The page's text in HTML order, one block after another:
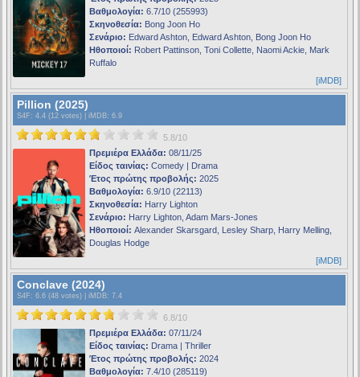
Βαθμολογία: 6.7/10 (255993)
Σκηνοθεσία: Bong Joon Ho
Σενάριο: Edward Ashton, Edward Ashton, Bong Joon Ho
Ηθοποιοί: Robert Pattinson, Toni Collette, Naomi Ackie, Mark
Ruffalo
[iMDB]
Pillion (2025)
S4F : 4.4 (12 votes) | iMDB: 6.9
5.8/10
Πρεμιέρα Ελλάδα: 08/11/25
Είδος ταινίας: Comedy | Drama
Έτος πρώτης προβολής: 2025
Βαθμολογία: 6.9/10 (22113)
Σκηνοθεσία: Harry Lighton
Σενάριο: Harry Lighton, Adam Mars-Jones
Ηθοποιοί: Alexander Skarsgard, Lesley Sharp, Harry Melling,
Douglas Hodge
[iMDB]
Conclave (2024)
S4F : 6.6 (48 votes) | iMDB: 7.4
6.8/10
Πρεμιέρα Ελλάδα: 07/11/24
Είδος ταινίας: Drama | Thriller
Έτος πρώτης προβολής: 2024
Βαθμολογία: 7.4/10 (285119)